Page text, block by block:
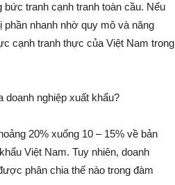
tranh cạnh tranh toàn cầu. Nếu
nhanh nhờ quy mô và năng
cạnh tranh thực của Việt Nam trong
doanh nghiệp xuất khẩu?
20% xuống 10 – 15% về bản
Việt Nam. Tuy nhiên, doanh
phân chia thế nào trong đàm